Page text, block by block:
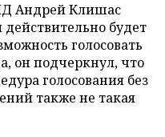
Андрей Клишас
будет
голосовать
он подчеркнул, что
голосования без
также не такая